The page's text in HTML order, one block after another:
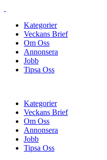
Kategorier
Veckans Brief
Om Oss
Annonsera
Jobb
Tipsa Oss
Kategorier
Veckans Brief
Om Oss
Annonsera
Jobb
Tipsa Oss